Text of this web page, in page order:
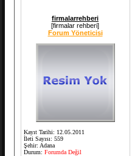
firmalarrehberi
[firmalar rehberi]
Forum Yöneticisi
Kayıt Tarihi: 12.05.2011
İleti Sayısı: 559
Şehir: Adana
Durum: Forumda Değil